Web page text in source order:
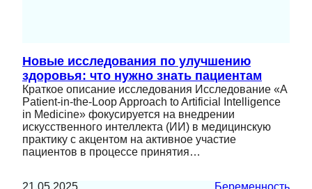
Новые исследования по улучшению
здоровья: что нужно знать пациентам
Краткое описание исследования Исследование «A
Patient-in-the-Loop Approach to Artificial Intelligence
in Medicine» фокусируется на внедрении
искусственного интеллекта (ИИ) в медицинскую
практику с акцентом на активное участие
пациентов в процессе принятия…
21.05.2025 Беременность